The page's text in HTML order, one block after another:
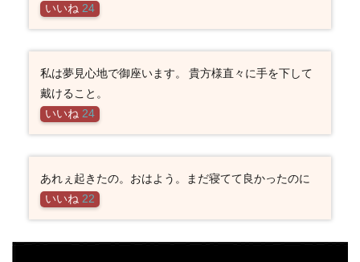
いいね 24
私は夢見心地で御座います。 貴方様直々に手を下して
戴けること。
いいね 24
あれぇ起きたの。おはよう。まだ寝てて良かったのに
いいね 22